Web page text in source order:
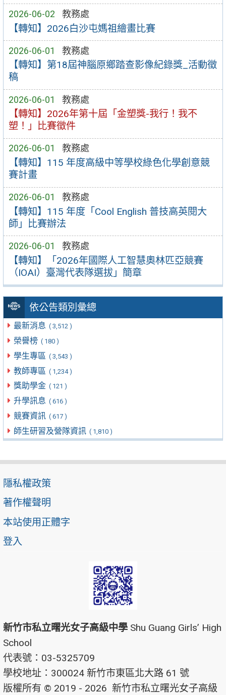
2026-06-02 教務處
【轉知】2026白沙屯媽祖繪畫比賽
2026-06-01 教務處
【轉知】第18屆神腦原鄉踏查影像紀錄獎_活動徵
稿
2026-06-01 教務處
【轉知】2026年第十屆「金塑獎-我行！我不
塑！」比賽徵件
2026-06-01 教務處
【轉知】115 年度高級中等學校綠色化學創意競
賽計畫
2026-06-01 教務處
【轉知】115 年度「Cool English 普技高英閱大
師」比賽辦法
2026-06-01 教務處
【轉知】「2026年國際人工智慧奧林匹亞競賽
（IOAI）臺灣代表隊選拔」簡章
依公告類別彙總
最新消息 ( 3,512 )
榮譽榜 ( 180 )
學生專區 ( 3,543 )
教師專區 ( 1,234 )
獎助學金 ( 121 )
升學訊息 ( 616 )
競賽資訊 ( 617 )
師生研習及營隊資訊 ( 1,810 )
隱私權政策
著作權聲明
本站使用正體字
登入
新竹市私立曙光女子高級中學 Shu Guang Girls’ High
School
代表號：03-5325709
學校地址：300024 新竹市東區北大路 61 號
版權所有 © 2019 - 2026 新竹市私立曙光女子高級